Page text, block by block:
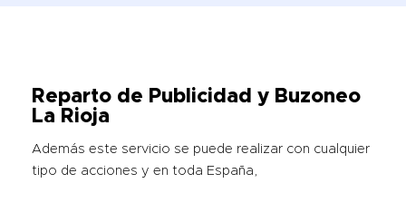
Reparto de Publicidad y Buzoneo
La Rioja
Además este servicio se puede realizar con cualquier
tipo de acciones y en toda España,